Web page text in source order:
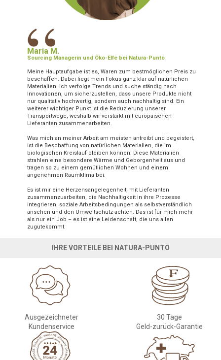
“
Maria M.
Sourcing Managerin und Öko-Elfe bei Natura-Punto
Meine Hauptaufgabe ist es, Waren zum bestmöglichen Preis zu
beschaffen. Dabei liegt mein Fokus ganz klar auf natürlichen
Materialien. Ich verfolge Trends und suche ständig nach
Innovationen, um sicherzustellen, dass unsere Produkte nicht
nur qualitativ hochwertig, sondern auch nachhaltig sind. Ein
weiterer wichtiger Punkt ist die Reduzierung unserer
Transportwege, weshalb wir verstärkt mit europäischen
Lieferanten zusammenarbeiten.
Was mich an meiner Arbeit am meisten antreibt und begeistert,
ist die Beschaffung von natürlichen Materialien, die im
biologischen Kreislauf bleiben können. Diese Materialien
strahlen eine besondere Wärme und Geborgenheit aus und
tragen so zu einem gemütlichen Wohnen und einem
angenehmen Raumklima bei.
Es ist mir eine Herzensangelegenheit, mit Lieferanten
zusammenzuarbeiten, die Nachhaltigkeit in ihre Prozesse
integrieren, soziale Arbeitsbedingungen als selbstverständlich
ansehen und den Umweltschutz achten. Das ist für mich mehr
als nur ein Job – es ist eine Leidenschaft, die uns allen
zugutekommt.
IHRE VORTEILE BEI NATURA-PUNTO
Ausgezeichneter
Kundenservice
30 Tage
Geld-zurück-Garantie